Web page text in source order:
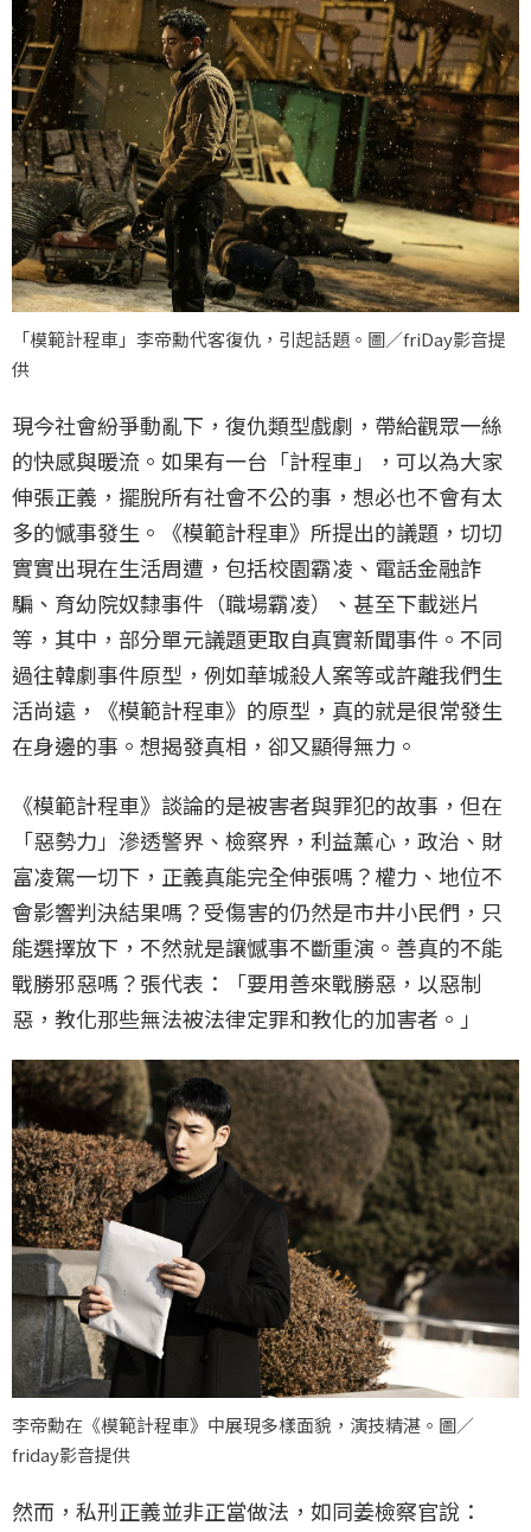
「模範計程車」李帝勳代客復仇，引起話題。圖／friDay影音提
供
現今社會紛爭動亂下，復仇類型戲劇，帶給觀眾一絲
的快感與暖流。如果有一台「計程車」，可以為大家
伸張正義，擺脫所有社會不公的事，想必也不會有太
多的憾事發生。《模範計程車》所提出的議題，切切
實實出現在生活周遭，包括校園霸凌、電話金融詐
騙、育幼院奴隸事件（職場霸凌）、甚至下載迷片
等，其中，部分單元議題更取自真實新聞事件。不同
過往韓劇事件原型，例如華城殺人案等或許離我們生
活尚遠，《模範計程車》的原型，真的就是很常發生
在身邊的事。想揭發真相，卻又顯得無力。
《模範計程車》談論的是被害者與罪犯的故事，但在
「惡勢力」滲透警界、檢察界，利益薰心，政治、財
富凌駕一切下，正義真能完全伸張嗎？權力、地位不
會影響判決結果嗎？受傷害的仍然是市井小民們，只
能選擇放下，不然就是讓憾事不斷重演。善真的不能
戰勝邪惡嗎？張代表：「要用善來戰勝惡，以惡制
惡，教化那些無法被法律定罪和教化的加害者。」
李帝勳在《模範計程車》中展現多樣面貌，演技精湛。圖／
friday影音提供
然而，私刑正義並非正當做法，如同姜檢察官說：